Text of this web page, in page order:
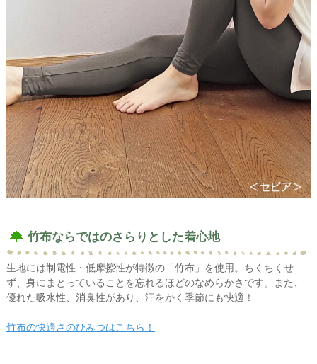
竹布ならではのさらりとした着心地
生地には制電性・低摩擦性が特徴の「竹布」を使用。ちくちくせ
ず、身にまとっていることを忘れるほどのなめらかさです。また、
優れた吸水性、消臭性があり、汗をかく季節にも快適！
竹布の快適さのひみつはこちら！